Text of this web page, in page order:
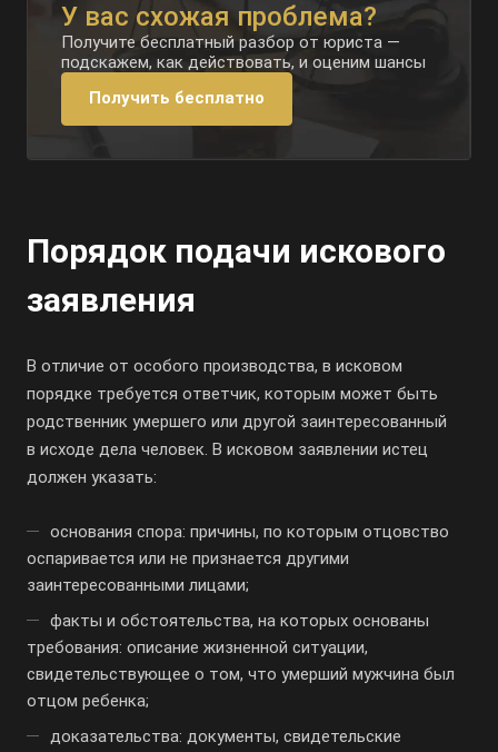
У вас схожая проблема?
Получите бесплатный разбор от юриста —
подскажем, как действовать, и оценим шансы
Получить бесплатно
Порядок подачи искового
заявления
В отличие от особого производства, в исковом
порядке требуется ответчик, которым может быть
родственник умершего или другой заинтересованный
в исходе дела человек. В исковом заявлении истец
должен указать:
основания спора: причины, по которым отцовство
оспаривается или не признается другими
заинтересованными лицами;
факты и обстоятельства, на которых основаны
требования: описание жизненной ситуации,
свидетельствующее о том, что умерший мужчина был
отцом ребенка;
доказательства: документы, свидетельские